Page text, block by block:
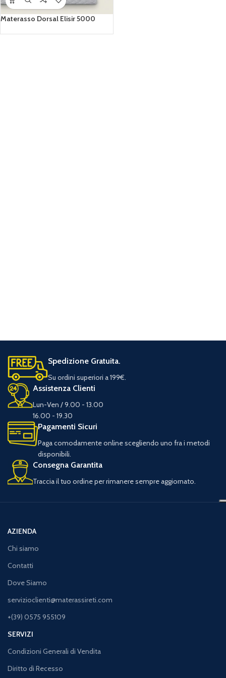
Materasso Dorsal Elisir 5000
Spedizione Gratuita.
Su ordini superiori a 199€.
Assistenza Clienti
Lun-Ven / 9.00 - 13.00
16.00 - 19.30
Pagamenti Sicuri
Paga comodamente online scegliendo uno fra i metodi
disponibili.
Consegna Garantita
Traccia il tuo ordine per rimanere sempre aggiornato.
AZIENDA
Chi siamo
Contatti
Dove Siamo
servizioclienti@materassireti.com
+(39) 0575 955109
SERVIZI
Condizioni Generali di Vendita
Diritto di Recesso